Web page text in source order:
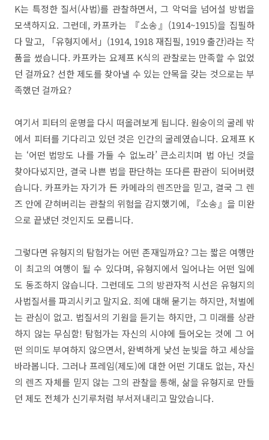
K는 특정한 질서(사법)를 관찰하면서, 그 악덕을 넘어설 방법을
모색하지요. 그런데, 카프카는 『소송』(1914~1915)을 집필하
다 말고, 「유형지에서」(1914, 1918 재집필, 1919 출간)라는 작
품을 썼습니다. 카프카는 요제프 K식의 관찰로는 만족할 수 없었
던 걸까요? 선한 제도를 찾아낼 수 있는 안목을 갖는 것으로는 부
족했던 걸까요?
여기서 피터의 운명을 다시 떠올려보게 됩니다. 원숭이의 굴레 밖
에서 피터를 기다리고 있던 것은 인간의 굴레였습니다. 요제프 K
는 ‘어떤 법망도 나를 가둘 수 없노라’ 큰소리치며 법 아닌 것을
찾아다녔지만, 결국 나쁜 법을 판단하는 또다른 판관이 되어버렸
습니다. 카프카는 자기가 든 카메라의 렌즈만을 믿고, 결국 그 렌
즈 안에 갇혀버리는 관찰의 위험을 감지했기에, 『소송』을 미완
으로 끝냈던 것인지도 모릅니다.
그렇다면 유형지의 탐험가는 어떤 존재일까요? 그는 짧은 여행만
이 최고의 여행이 될 수 있다며, 유형지에서 일어나는 어떤 일에
도 동조하지 않습니다. 그런데도 그의 방관자적 시선은 유형지의
사법질서를 파괴시키고 말지요. 죄에 대해 묻기는 하지만, 처벌에
는 관심이 없고. 법질서의 기원을 듣기는 하지만, 그 미래를 상관
하지 않는 무심함! 탐험가는 자신의 시야에 들어오는 것에 그 어
떤 의미도 부여하지 않으면서, 완벽하게 낯선 눈빛을 하고 세상을
바라봅니다. 그러나 프레임(제도)에 대한 어떤 기대도 없는, 자신
의 렌즈 자체를 믿지 않는 그의 관찰을 통해, 삶을 유형지로 만들
던 제도 전체가 신기루처럼 부서져내리고 말았습니다.